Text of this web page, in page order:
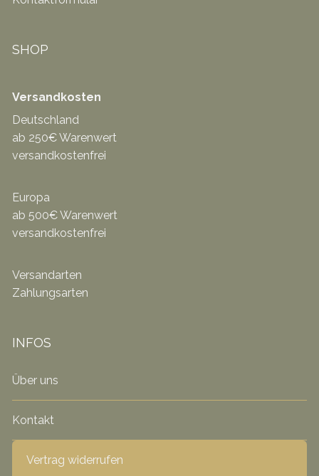
SHOP
Versandkosten
Deutschland
ab 250€ Warenwert
versandkostenfrei
Europa
ab 500€ Warenwert
versandkostenfrei
Versandarten
Zahlungsarten
INFOS
Über uns
Kontakt
Vertrag widerrufen